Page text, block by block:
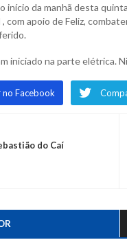
início da manhã desta
com apoio de Feliz,
iniciado na parte elétrica.
Facebook
do Caí